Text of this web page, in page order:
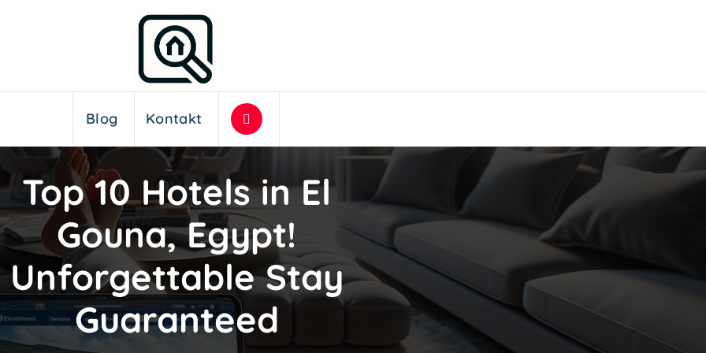
Blog Kontakt
Top 10 Hotels in El
Gouna, Egypt!
Unforgettable Stay
Guaranteed